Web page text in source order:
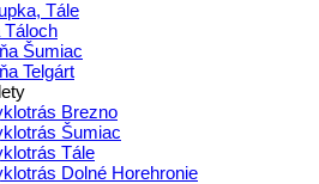
Tále
Táloch
Šumiac
Telgárt
Brezno
Šumiac
Tále
Dolné Horehronie